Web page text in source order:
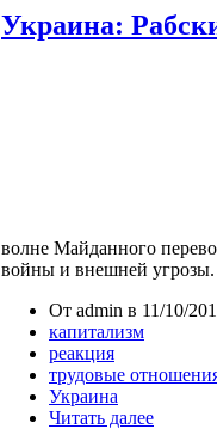
Украина:
волне Майданного
войны и внешней угрозы.
От admin в 11/10/
капитализм
реакция
трудовые
Украина
Читать далее